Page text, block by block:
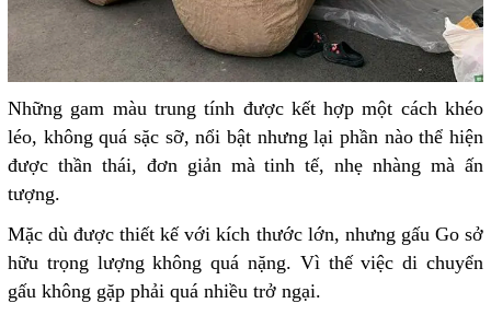
Những gam màu trung tính được kết hợp một cách khéo
léo, không quá sặc sỡ, nổi bật nhưng lại phần nào thể hiện
được thần thái, đơn giản mà tinh tế, nhẹ nhàng mà ấn
tượng.
Mặc dù được thiết kế với kích thước lớn, nhưng gấu Go sở
hữu trọng lượng không quá nặng. Vì thế việc di chuyển
gấu không gặp phải quá nhiều trở ngại.